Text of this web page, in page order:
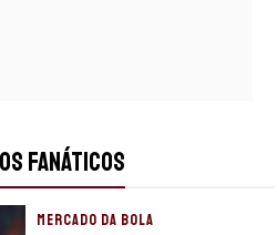
FANÁTICOS
MERCADO DA BOLA